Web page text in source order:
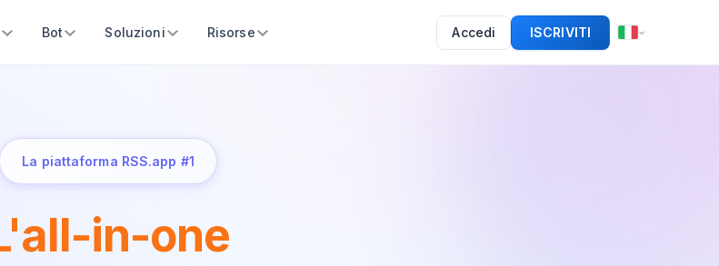
Bot Soluzioni Risorse Accedi ISCRIVITI
La piattaforma RSS.app #1
in-one